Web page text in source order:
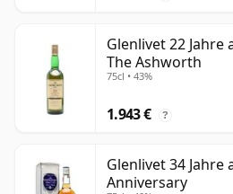
Glenlivet 22 Jahre
The Ashworth
75cl • 43%
1.943 € ?
Glenlivet 34 Jahre
Anniversary